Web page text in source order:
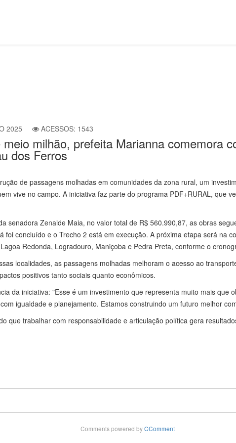
2025 ACESSOS: 1543
milhão, prefeita Marianna comemora
dos Ferros
de passagens molhadas em comunidades da zona rural, um
vive no campo. A iniciativa faz parte do programa PDF+RURAL, que
senadora Zenaide Maia, no valor total de R$ 560.990,87, as obras
foi concluído e o Trecho 2 está em execução. A próxima etapa será na
Redonda, Logradouro, Maniçoba e Pedra Preta, conforme o
localidades, as passagens molhadas melhoram o acesso ao
positivos tanto sociais quanto econômicos.
da iniciativa: "Esse é um investimento que representa muito mais que
igualdade e planejamento. Estamos construindo um futuro melhor
que trabalhar com responsabilidade e articulação política gera
Comments powered byCComment